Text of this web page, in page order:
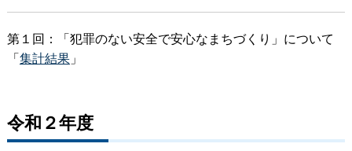
第１回：「犯罪のない安全で安心なまちづくり」について
「集計結果」
令和２年度